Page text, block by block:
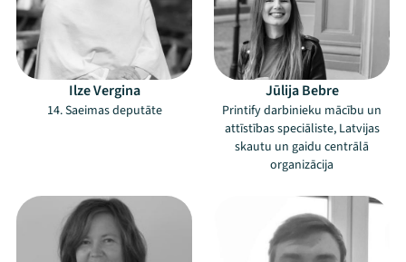
Mana programma
Ilze Vergina
14. Saeimas deputāte
Jūlija Bebre
Printify darbinieku mācību un
attīstības speciāliste, Latvijas
skautu un gaidu centrālā
organizācija